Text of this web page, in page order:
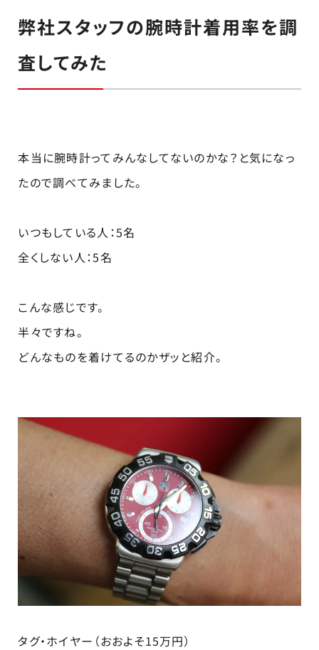
弊社スタッフの腕時計着用率を調
査してみた
本当に腕時計ってみんなしてないのかな？と気になっ
たので調べてみました。
いつもしている人：5名
全くしない人：5名
こんな感じです。
半々ですね。
どんなものを着けてるのかザッと紹介。
タグ・ホイヤー（おおよそ15万円）